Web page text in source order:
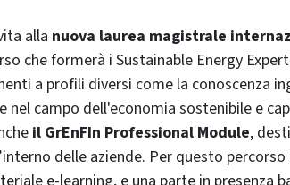
alla nuova laurea magistrale
che formerà i Sustainable Energy
a profili diversi come la conoscenza
nel campo dell'economia sostenibile e
il GrEnFIn Professional Module,
delle aziende. Per questo